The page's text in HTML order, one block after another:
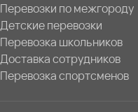
Перевозки по межгороду
Детские перевозки
Перевозка школьников
Доставка сотрудников
Перевозка спортсменов